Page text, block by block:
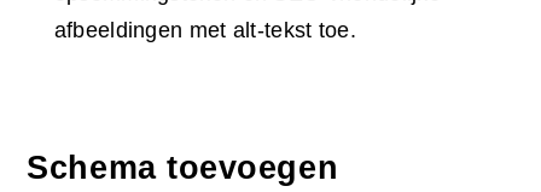
afbeeldingen met alt-tekst toe.
Schema toevoegen